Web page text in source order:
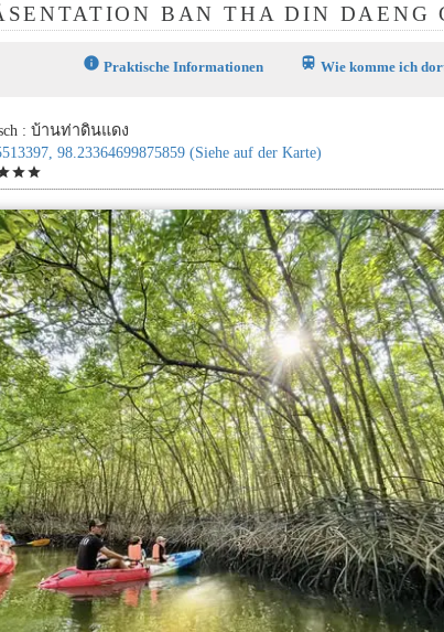
BAN THA DIN DAENG
info Praktische Informationen train Wie komme ich
: บ้านท่าดินแดง
98.23364699875859 (Siehe auf der Karte)
starstar